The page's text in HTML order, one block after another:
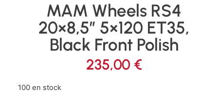
MAM Wheels RS4
20×8,5″ 5×120 ET35,
Black Front Polish
235,00 €
100 en stock